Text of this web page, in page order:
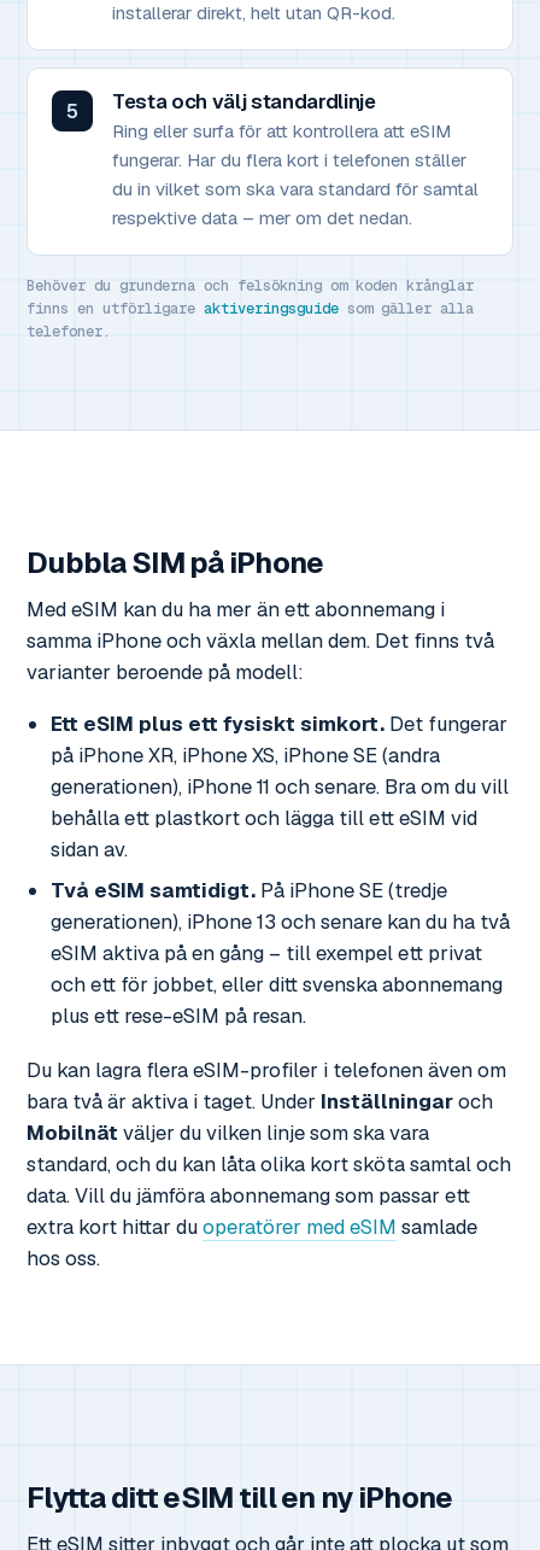
installerar direkt, helt utan QR-kod.
Testa och välj standardlinje
Ring eller surfa för att kontrollera att eSIM
fungerar. Har du flera kort i telefonen ställer
du in vilket som ska vara standard för samtal
respektive data – mer om det nedan.
Behöver du grunderna och felsökning om koden krånglar
finns en utförligare aktiveringsguide som gäller alla
telefoner.
Dubbla SIM på iPhone
Med eSIM kan du ha mer än ett abonnemang i
samma iPhone och växla mellan dem. Det finns två
varianter beroende på modell:
Ett eSIM plus ett fysiskt simkort.Det fungerar
på iPhone XR, iPhone XS, iPhone SE (andra
generationen), iPhone 11 och senare. Bra om du vill
behålla ett plastkort och lägga till ett eSIM vid
sidan av.
Två eSIM samtidigt.På iPhone SE (tredje
generationen), iPhone 13 och senare kan du ha två
eSIM aktiva på en gång – till exempel ett privat
och ett för jobbet, eller ditt svenska abonnemang
plus ett rese-eSIM på resan.
Du kan lagra flera eSIM-profiler i telefonen även om
bara två är aktiva i taget. Under Inställningaroch
Mobilnät väljer du vilken linje som ska vara
standard, och du kan låta olika kort sköta samtal och
data. Vill du jämföra abonnemang som passar ett
extra kort hittar duoperatörer med eSIM samlade
hos oss.
Flytta ditt eSIM till en ny iPhone
Ett eSIM sitter inbyggt och går inte att plocka ut som